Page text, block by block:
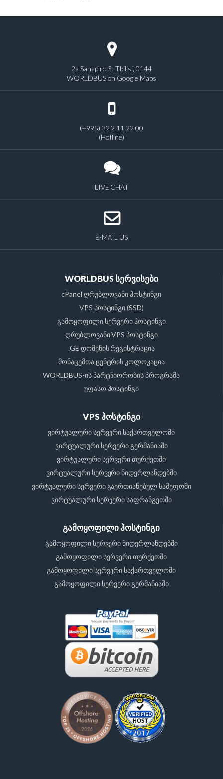
2a Sanapiro St Tbilisi, 0144
WORLDBUS on Google Maps
(+995) 32 2 11 22 00
(Hotline)
LIVE CHAT
E-MAIL US
WORLDBUS სერვისები
cPanel ღრუბლოვანი ჰოსტინგი
VPS ჰოსტინგი (SSD)
გამოყოფილი სერვერი ჰოსტინგი
ღრუბლოვანი VPS ჰოსტინგი
.GE დომენის რეგისტრაცია
მონაცემთა ცენტრის კოლოკაცია
WORLDBUS-ის პარტნიორობის პროგრამა
უფასო ჰოსტინგი
VPS ჰოსტინგი
ვირტუალური სერვერი საქართველოში
ვირტუალური სერვერი გერმანიაში
ვირტუალური სერვერი თურქეთში
ვირტუალური სერვერი ნიდერლანდებში
ვირტუალური სერვერი გაერთიანებულ სამეფოში
ვირტუალური სერვერი საფრანგეთში
გამოყოფილი ჰოსტინგი
გამოყოფილი სერვერი ნიდერლანდებში
გამოყოფილი სერვერი თურქეთში
გამოყოფილი სერვერი საქართველოში
გამოყოფილი სერვერი გერმანიაში